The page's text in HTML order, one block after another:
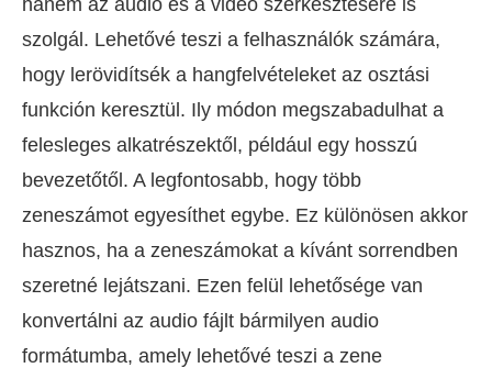
hanem az audio és a videó szerkesztésére is
szolgál. Lehetővé teszi a felhasználók számára,
hogy lerövidítsék a hangfelvételeket az osztási
funkción keresztül. Ily módon megszabadulhat a
felesleges alkatrészektől, például egy hosszú
bevezetőtől. A legfontosabb, hogy több
zeneszámot egyesíthet egybe. Ez különösen akkor
hasznos, ha a zeneszámokat a kívánt sorrendben
szeretné lejátszani. Ezen felül lehetősége van
konvertálni az audio fájlt bármilyen audio
formátumba, amely lehetővé teszi a zene